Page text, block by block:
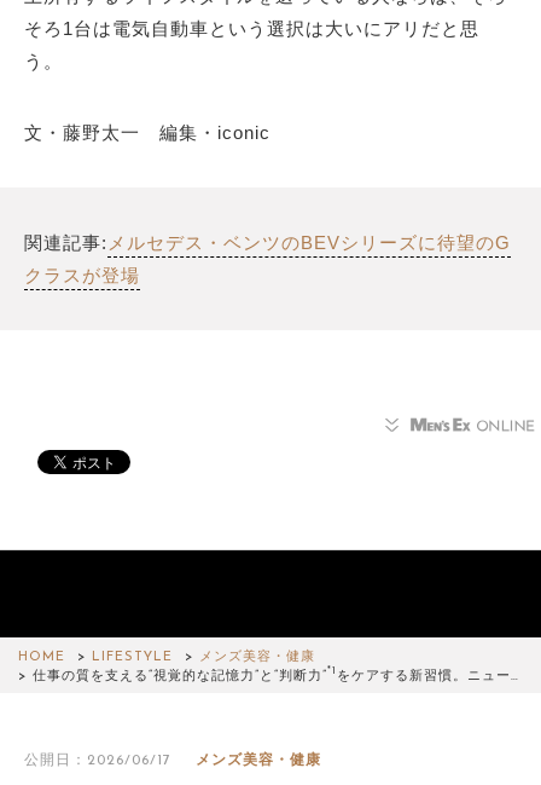
そろ1台は電気自動車という選択は大いにアリだと思
う。
文・藤野太一 編集・iconic
関連記事: メルセデス・ベンツのBEVシリーズに待望のG
クラスが登場
HOME LIFESTYLE
メンズ美容・健康
仕事の質を支える“視覚的な記憶力”と“判断力”*1 をケアする新習慣。ニュー…
公開日：2026/06/17 メンズ美容・健康